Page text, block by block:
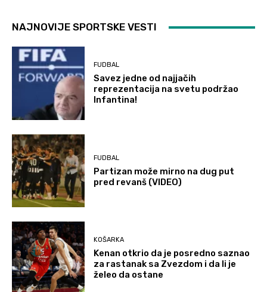
NAJNOVIJE SPORTSKE VESTI
FUDBAL
Savez jedne od najjačih
reprezentacija na svetu podržao
Infantina!
FUDBAL
Partizan može mirno na dug put
pred revanš (VIDEO)
KOŠARKA
Kenan otkrio da je posredno saznao
za rastanak sa Zvezdom i da li je
želeo da ostane